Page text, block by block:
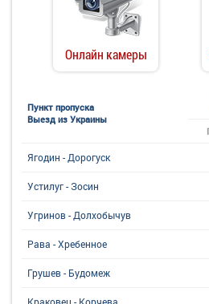
Онлайн камеры
Пункт пропуска
Выезд из Украины
Ягодин - Дорогуск
Устилуг - Зосин
Угринов - Долхобычув
Рава - Хребенное
Грушев - Будомеж
Краковец - Корчева